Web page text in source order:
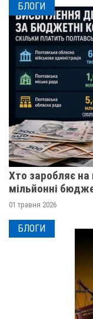
БЛОГИ
Хто заробляє на
мільйонні
01 травня 2026
БЛОГИ